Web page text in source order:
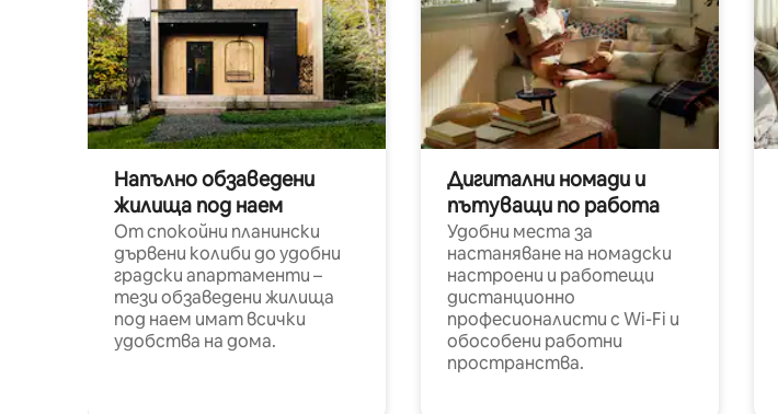
Напълно обзаведени
жилища под наем
От спокойни планински
дървени колиби до удобни
градски апартаменти –
тези обзаведени жилища
под наем имат всички
удобства на дома.
Дигитални номади и
пътуващи по работа
Удобни места за
настаняване на номадски
настроени и работещи
дистанционно
професионалисти с Wi-Fi и
обособени работни
пространства.